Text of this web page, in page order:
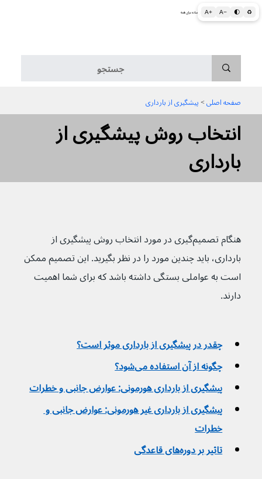
A+ A− 🌓 ♻ اطلاعات پزشکی و بهداشتی به زبان ساده برای همه
انتخاب روش پیشگیری از
بارداری
صفحه اصلی > پیشگیری از بارداری
هنگام تصمیم‌گیری در مورد انتخاب روش پیشگیری از
بارداری، باید چندین مورد را در نظر بگیرید. این تصمیم ممکن
است به عواملی بستگی داشته باشد که برای شما اهمیت
دارند.
چقدر در پیشگیری از بارداری موثر است؟
چگونه از آن استفاده می‌شود؟
پیشگیری از بارداری هورمونی: عوارض جانبی و خطرات
پیشگیری از بارداری غیر هورمونی: عوارض جانبی و
خطرات
تاثیر بر دوره‌های قاعدگی